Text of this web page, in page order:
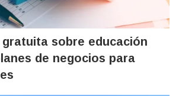
sobre educación
de negocios para